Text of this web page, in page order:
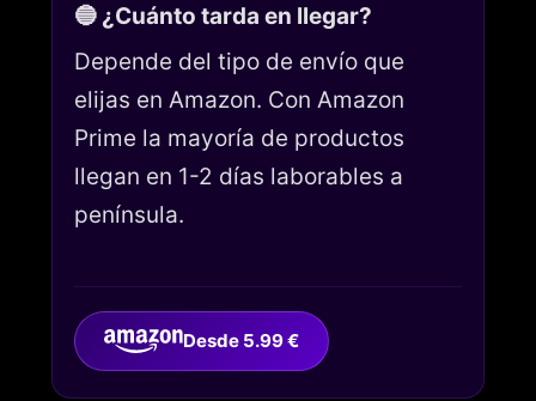
🔵 ¿Cuánto tarda en llegar?
Depende del tipo de envío que
elijas en Amazon. Con Amazon
Prime la mayoría de productos
llegan en 1-2 días laborables a
península.
Desde 5.99 €